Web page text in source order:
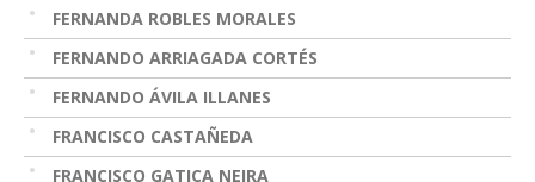
FERNANDA ROBLES MORALES
FERNANDO ARRIAGADA CORTÉS
FERNANDO ÁVILA ILLANES
FRANCISCO CASTAÑEDA
FRANCISCO GATICA NEIRA